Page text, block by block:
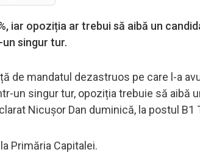
iar opoziția ar trebui să aibă un
singur tur.
de mandatul dezastruos pe care l-a
un singur tur, opoziția trebuie să aibă
Nicușor Dan duminică, la postul B1
Primăria Capitalei.